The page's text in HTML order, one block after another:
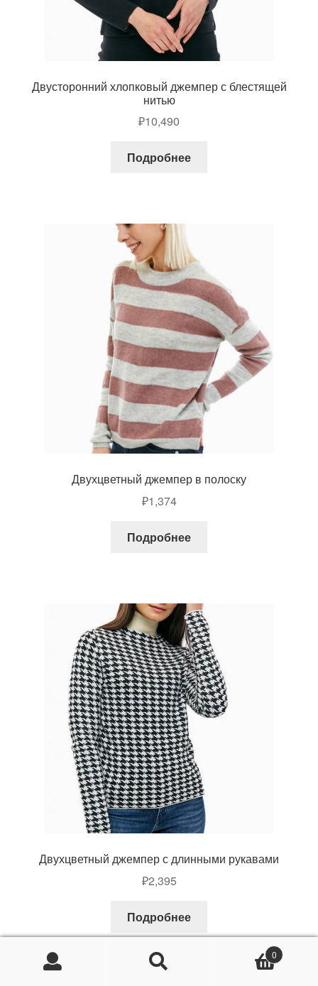
Двусторонний хлопковый джемпер с блестящей
нитью
₽10,490
Подробнее
Двухцветный джемпер в полоску
₽1,374
Подробнее
Двухцветный джемпер с длинными рукавами
₽2,395
Подробнее
0